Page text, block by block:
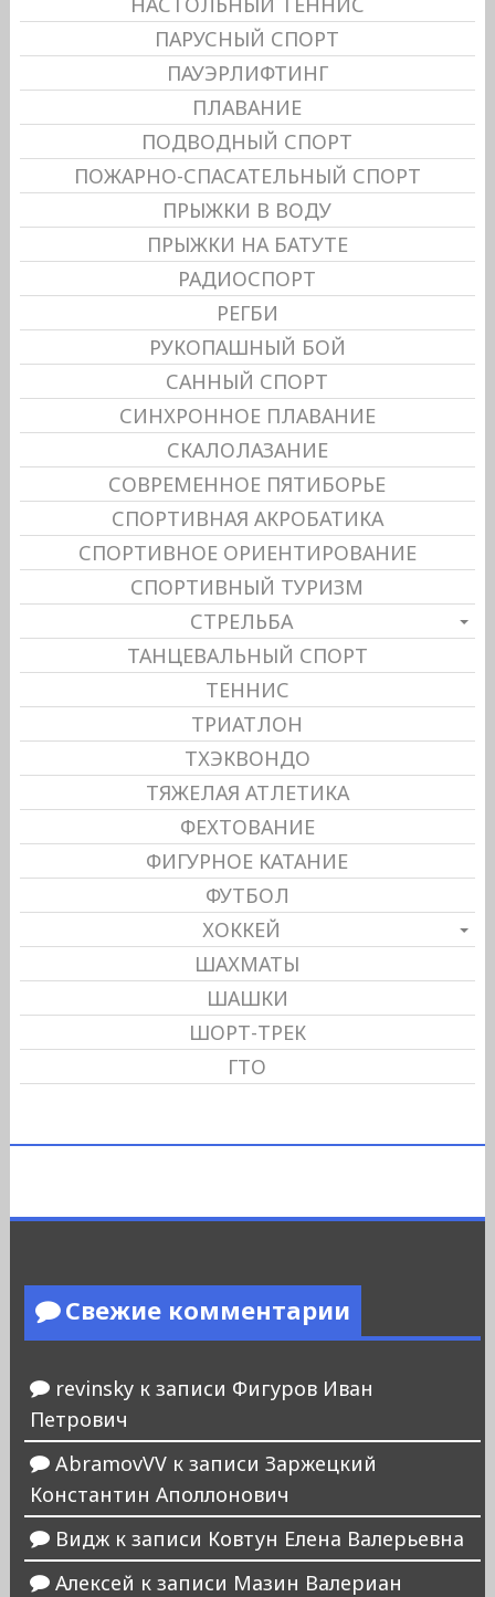
ПАРУСНЫЙ СПОРТ
ПАУЭРЛИФТИНГ
ПЛАВАНИЕ
ПОДВОДНЫЙ СПОРТ
ПОЖАРНО-СПАСАТЕЛЬНЫЙ СПОРТ
ПРЫЖКИ В ВОДУ
ПРЫЖКИ НА БАТУТЕ
РАДИОСПОРТ
РЕГБИ
РУКОПАШНЫЙ БОЙ
САННЫЙ СПОРТ
СИНХРОННОЕ ПЛАВАНИЕ
СКАЛОЛАЗАНИЕ
СОВРЕМЕННОЕ ПЯТИБОРЬЕ
СПОРТИВНАЯ АКРОБАТИКА
СПОРТИВНОЕ ОРИЕНТИРОВАНИЕ
СПОРТИВНЫЙ ТУРИЗМ
СТРЕЛЬБА
ТАНЦЕВАЛЬНЫЙ СПОРТ
ТЕННИС
ТРИАТЛОН
ТХЭКВОНДО
ТЯЖЕЛАЯ АТЛЕТИКА
ФЕХТОВАНИЕ
ФИГУРНОЕ КАТАНИЕ
ФУТБОЛ
ХОККЕЙ
ШАХМАТЫ
ШАШКИ
ШОРТ-ТРЕК
ГТО
Свежие комментарии
revinskyк записи Фигуров Иван
Петрович
AbramovVVк записи Заржецкий
Константин Аполлонович
Виджк записи Ковтун Елена Валерьевна
Алексей к записи Мазин Валериан